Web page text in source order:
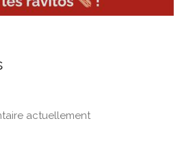
actuellement